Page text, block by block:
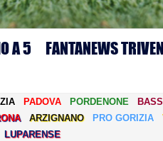
A 5 FANTANEWS
PADOVA PORDENONE
ARZIGNANO PRO GORIZIA
LUPARENSE